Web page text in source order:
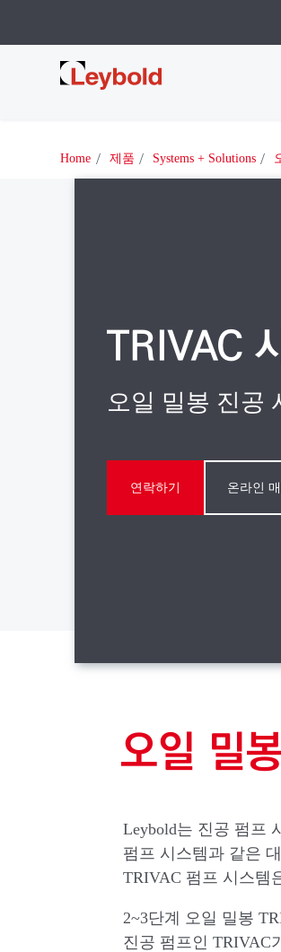
Leybold
Home 제품 Systems + Solutions
TRIVAC
오일 밀봉 진공
연락하기 온라인
오일 밀
Leybold는 진공 펌프
펌프 시스템과 같은
TRIVAC 펌프 시스템
2~3단계 오일 밀봉
진공 펌프인 TRIVAC